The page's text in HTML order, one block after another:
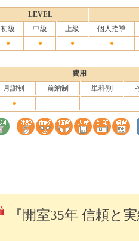
LEVEL
初級
中級 上級 個人指導
●
● ● ●
費用
月謝制
前納制 単科別
●
『開室35年 信頼と